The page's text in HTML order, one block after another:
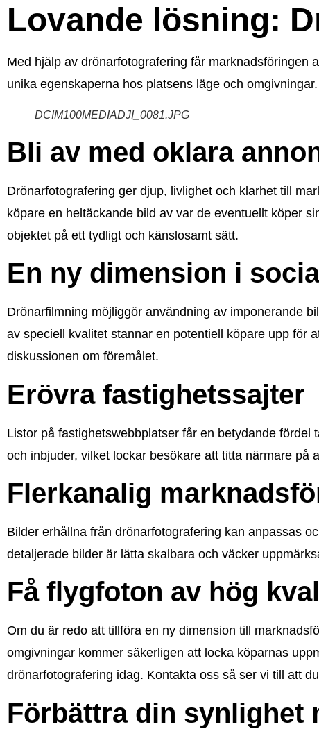
Lovande lösning:
Med hjälp av drönarfotografering får marknadsföringen
unika egenskaperna hos platsens läge och omgivningar.
DCIM100MEDIADJI_0081.JPG
Bli av med oklara
Drönarfotografering ger djup, livlighet och klarhet till
köpare en heltäckande bild av var de eventuellt köper
objektet på ett tydligt och känslosamt sätt.
En ny dimension i
Drönarfilmning möjliggör användning av imponerande
av speciell kvalitet stannar en potentiell köpare upp för
diskussionen om föremålet.
Erövra fastighetssajter
Listor på fastighetswebbplatser får en betydande
och inbjuder, vilket lockar besökare att titta närmare på
Flerkanalig
Bilder erhållna från drönarfotografering kan anpassas
detaljerade bilder är lätta skalbara och väcker
Få flygfoton av hög
Om du är redo att tillföra en ny dimension till
omgivningar kommer säkerligen att locka köparnas
drönarfotografering idag. Kontakta oss så ser vi till att
Förbättra din synlighet